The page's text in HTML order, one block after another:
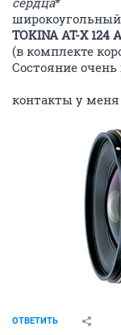
TOKINA AT-X 124
(в комплекте
Состояние
контакты у
ОТВЕТИТЬ